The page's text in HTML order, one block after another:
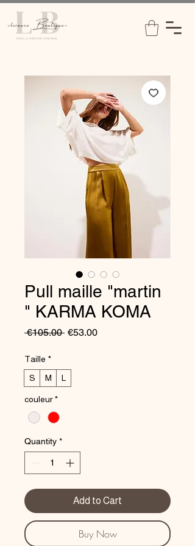
Pull maille "martin
" KARMA KOMA
€105.00 Regular
€53.00Sale
Taille *
S
M L
couleur *
Quantity *
Add to Cart
Buy Now